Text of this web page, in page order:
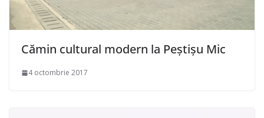
Cămin cultural modern la Peștișu Mic
4 octombrie 2017